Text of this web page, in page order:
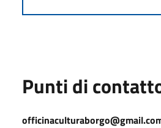
Punti di